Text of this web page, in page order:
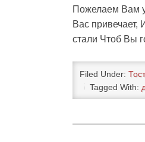
Пожелаем Вам
Вас привечает,
стали Чтоб Вы
Filed Under:
Tagged With: